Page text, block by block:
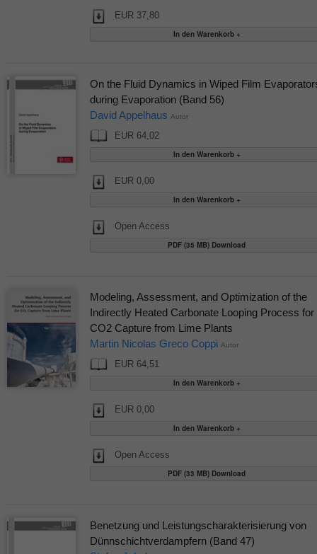
EUR 37,80
On the Fluid Dynamics in Wiped Film
during Evaporation (Band 56)
David Appelhaus Autor
EUR 64,02
EUR 0,00
Open Access
PDF (35 MB) Download
Modeling, Assessment, and Optimization of the
Indirectly Heated Carbonate Looping Process for
CO2 Capture from Lime Plants
Martin Nicolas Greco Coppi Autor
EUR 64,51
EUR 0,00
Open Access
PDF (33 MB) Download
Benetzung und Leistungscharakterisierung von
Dünnschichtverdampfern (Band 47)